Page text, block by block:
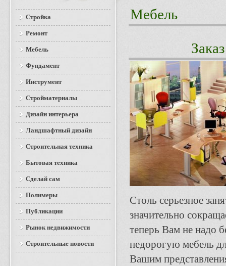
Мебель
Столь серьезное
значительно
теперь Вам не надо
недорогую мебель
Вашим
Стройка
Ремонт
Мебель
Фундамент
Инструмент
Стройматериалы
Дизайн интерьера
Ландшафтный дизайн
Строительная техника
Бытовая техника
Сделай сам
Полимеры
Публикации
Рынок недвижимости
Строительные новости